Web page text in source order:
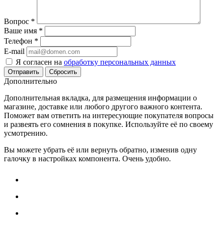
Вопрос *
Ваше имя *
Телефон *
E-mail
Я согласен на обработку персональных данных
Сбросить
Дополнительно
Дополнительная вкладка, для размещения информации о
магазине, доставке или любого другого важного контента.
Поможет вам ответить на интересующие покупателя вопросы
и развеять его сомнения в покупке. Используйте её по своему
усмотрению.
Вы можете убрать её или вернуть обратно, изменив одну
галочку в настройках компонента. Очень удобно.